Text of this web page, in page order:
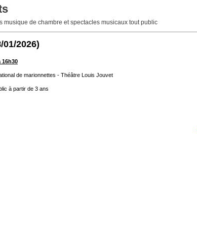
musique de chambre et spectacles musicaux tout public
01/2026)
16h30
de marionnettes - Théâtre Louis Jouvet
à partir de 3 ans